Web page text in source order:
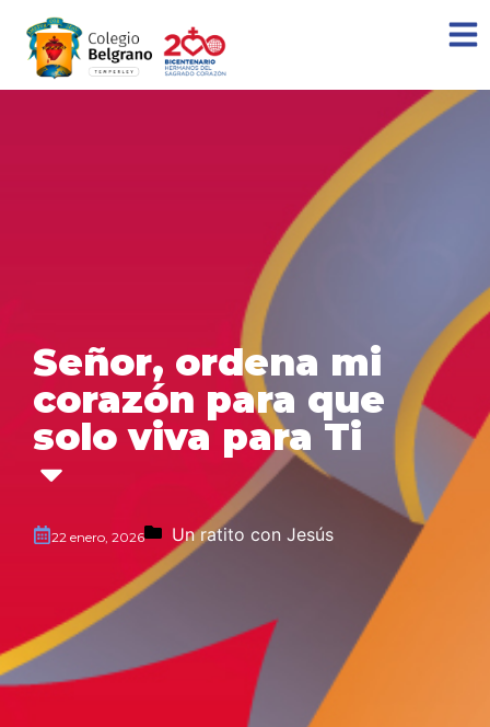
Señor, ordena mi
corazón para que
solo viva para Ti
22 enero, 2026 Un ratito con Jesús